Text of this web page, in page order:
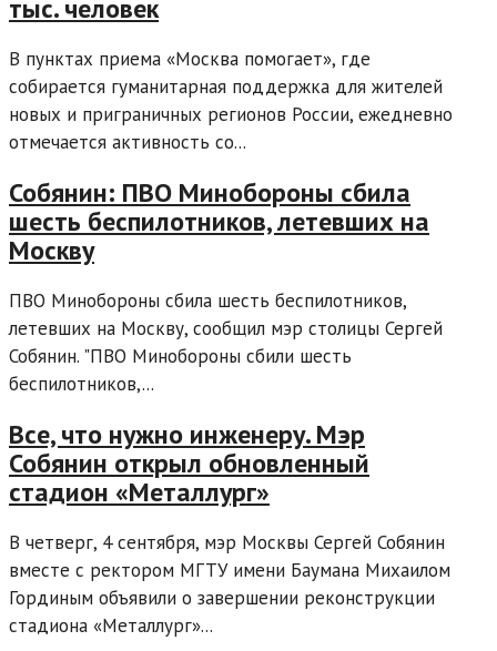
тыс. человек
В пунктах приема «Москва помогает», где
собирается гуманитарная поддержка для жителей
новых и приграничных регионов России, ежедневно
отмечается активность со...
Собянин: ПВО Минобороны сбила
шесть беспилотников, летевших на
Москву
ПВО Минобороны сбила шесть беспилотников,
летевших на Москву, сообщил мэр столицы Сергей
Собянин. "ПВО Минобороны сбили шесть
беспилотников,...
Все, что нужно инженеру. Мэр
Собянин открыл обновленный
стадион «Металлург»
В четверг, 4 сентября, мэр Москвы Сергей Собянин
вместе с ректором МГТУ имени Баумана Михаилом
Гординым объявили о завершении реконструкции
стадиона «Металлург»...